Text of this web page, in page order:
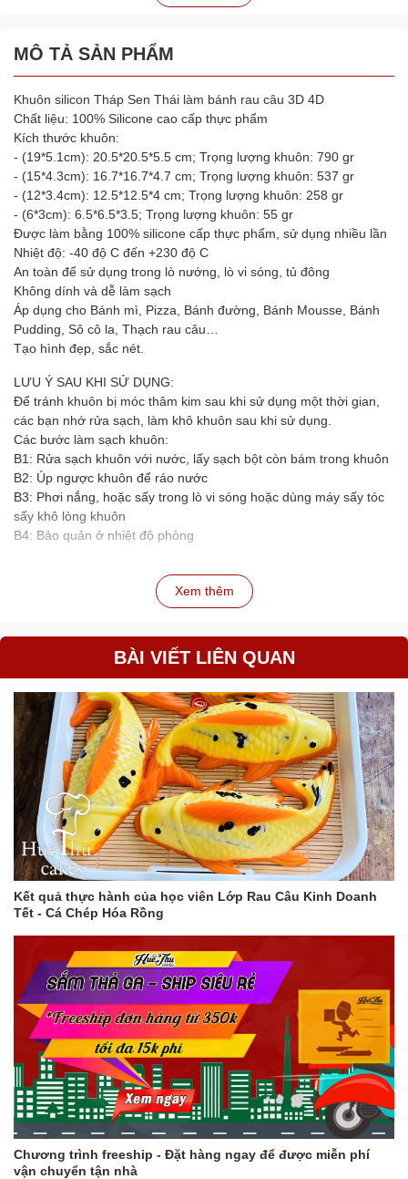
MÔ TẢ SẢN PHẨM
Khuôn silicon Tháp Sen Thái làm bánh rau câu 3D 4D
Chất liệu: 100% Silicone cao cấp thực phẩm
Kích thước khuôn:
- (19*5.1cm): 20.5*20.5*5.5 cm; Trọng lượng khuôn: 790 gr
- (15*4.3cm): 16.7*16.7*4.7 cm; Trọng lượng khuôn: 537 gr
- (12*3.4cm): 12.5*12.5*4 cm; Trọng lượng khuôn: 258 gr
- (6*3cm): 6.5*6.5*3.5; Trọng lượng khuôn: 55 gr
Được làm bằng 100% silicone cấp thực phẩm, sử dụng nhiều lần
Nhiệt độ: -40 độ C đến +230 độ C
An toàn để sử dụng trong lò nướng, lò vi sóng, tủ đông
Không dính và dễ làm sạch
Áp dụng cho Bánh mì, Pizza, Bánh đường, Bánh Mousse, Bánh
Pudding, Sô cô la, Thạch rau câu…
Tạo hình đẹp, sắc nét.
LƯU Ý SAU KHI SỬ DỤNG:
Để tránh khuôn bị móc thâm kim sau khi sử dụng một thời gian,
các bạn nhớ rửa sạch, làm khô khuôn sau khi sử dụng.
Các bước làm sạch khuôn:
B1: Rửa sạch khuôn với nước, lấy sạch bột còn bám trong khuôn
B2: Úp ngược khuôn để ráo nước
B3: Phơi nắng, hoặc sấy trong lò vi sóng hoặc dùng máy sấy tóc
sấy khô lòng khuôn
B4: Bảo quản ở nhiệt độ phòng
Xem thêm
BÀI VIẾT LIÊN QUAN
Kết quả thực hành của học viên Lớp Rau Câu Kinh Doanh
Tết - Cá Chép Hóa Rồng
Chương trình freeship - Đặt hàng ngay để được miễn phí
vận chuyển tận nhà